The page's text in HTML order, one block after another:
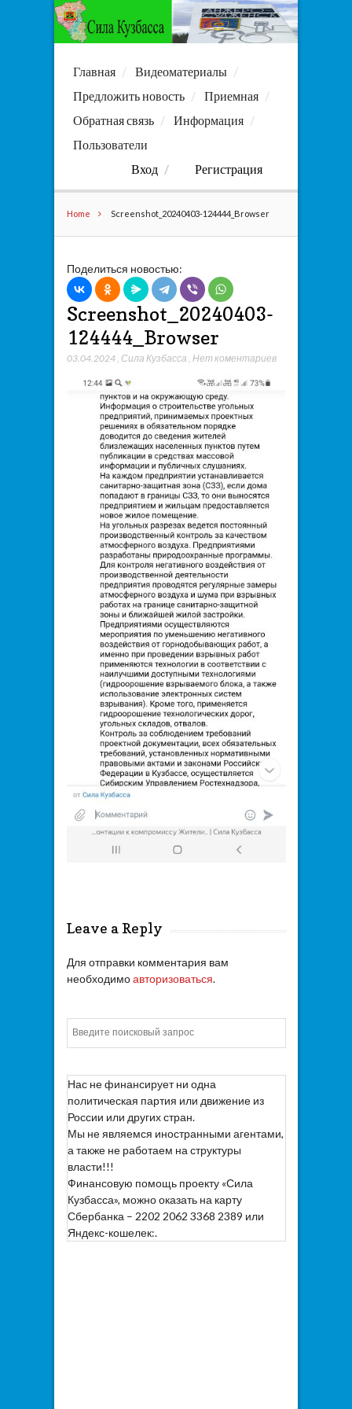
Главная
Видеоматериалы
Предложить новость
Приемная
Обратная связь
Информация
Пользователи
Вход
Регистрация
Home Screenshot_20240403-124444_Browser
Поделиться новостью:
Screenshot_20240403-
124444_Browser
03.04.2024, Сила Кузбасса Нет коментариев
Leave a Reply
Для отправки комментария вам
необходимоавторизоваться.
Нас не финансирует ни одна
политическая партия или движение из
России или других стран.
Мы не являемся иностранными агентами,
а также не работаем на структуры
власти!!!
Финансовую помощь проекту «Сила
Кузбасса», можно оказать на карту
Сбербанка – 2202 2062 3368 2389 или
Яндекс-кошелек:.